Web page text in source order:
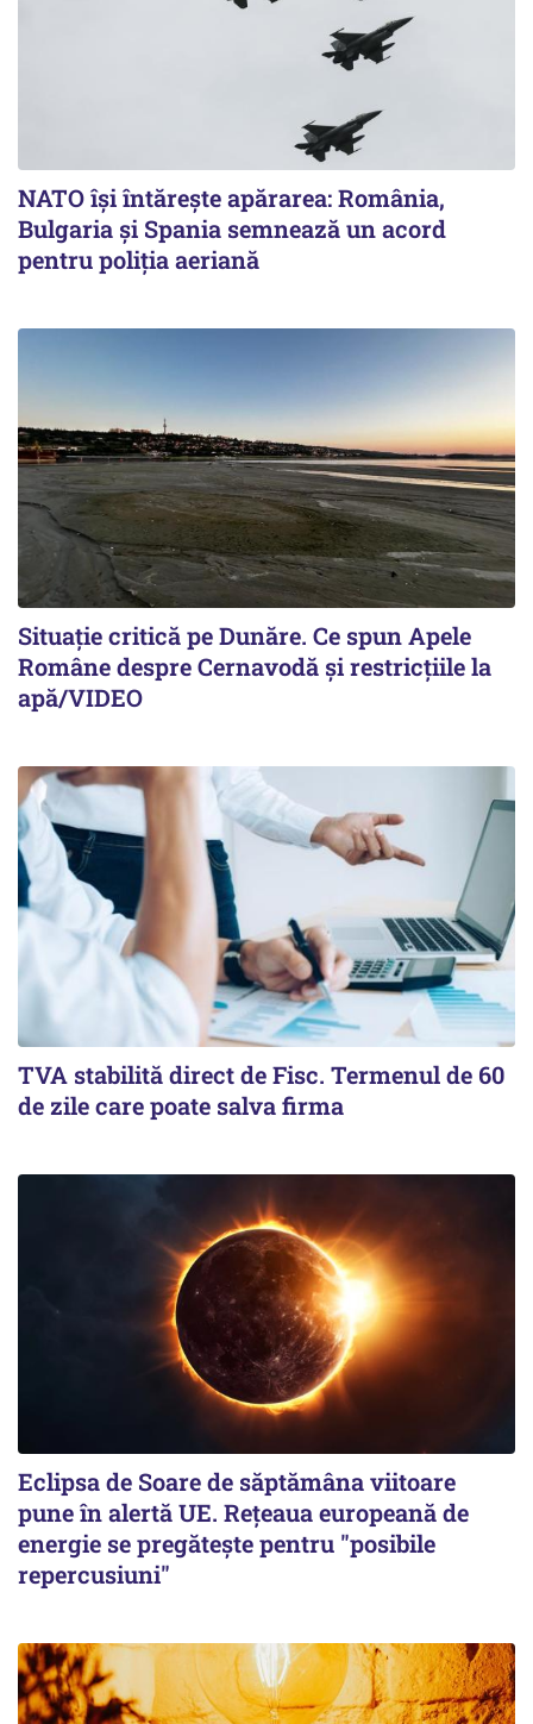
NATO își întărește apărarea: România,
Bulgaria și Spania semnează un acord
pentru poliția aeriană
Situație critică pe Dunăre. Ce spun Apele
Române despre Cernavodă și restricțiile la
apă/VIDEO
TVA stabilită direct de Fisc. Termenul de 60
de zile care poate salva firma
Eclipsa de Soare de săptămâna viitoare
pune în alertă UE. Rețeaua europeană de
energie se pregătește pentru "posibile
repercusiuni"